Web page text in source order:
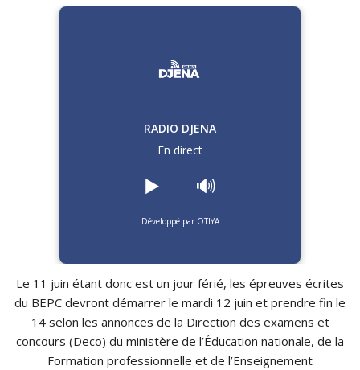
RADIO DJENA
En direct
▶️ 🔊
Développé par OTIYA
Le 11 juin étant donc est un jour férié, les épreuves écrites
du BEPC devront démarrer le mardi 12 juin et prendre fin le
14 selon les annonces de la Direction des examens et
concours (Deco) du ministère de l’Éducation nationale, de la
Formation professionnelle et de l’Enseignement